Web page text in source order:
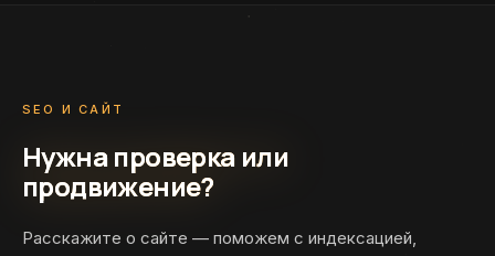
SEO И САЙТ
Нужна проверка или
продвижение?
Расскажите о сайте — поможем с индексацией,